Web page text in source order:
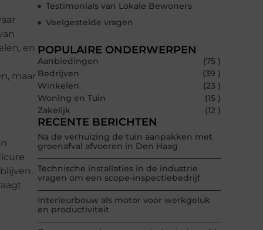
en
maar
Testimonials van Lokale Bewoners
Veelgestelde vragen
POPULAIRE ONDERWERPEN
Aanbiedingen
(75 )
Bedrijven
(39 )
Winkelen
(23 )
Woning en Tuin
(15 )
Zakelijk
(12 )
RECENTE BERICHTEN
Na de verhuizing de tuin aanpakken met
groenafval afvoeren in Den Haag
Technische installaties in de industrie
vragen om een scope-inspectiebedrijf
Interieurbouw als motor voor werkgeluk
en productiviteit